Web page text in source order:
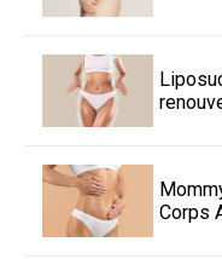
Corps